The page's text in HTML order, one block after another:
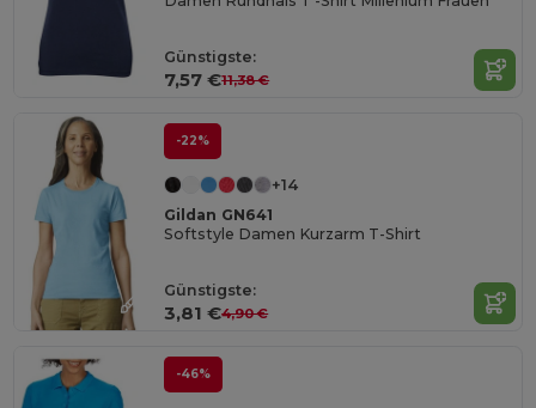
Günstigste:
7,57 €11,38 €
-22%
+14
Gildan GN641
Softstyle Damen Kurzarm T-Shirt
Günstigste:
3,81 €4,90 €
-46%